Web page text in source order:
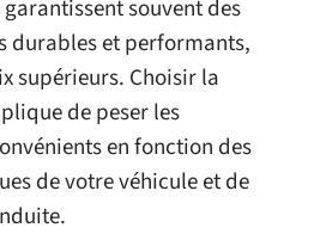
garantissent souvent des
durables et performants,
supérieurs. Choisir la
de peser les
en fonction des
de votre véhicule et de